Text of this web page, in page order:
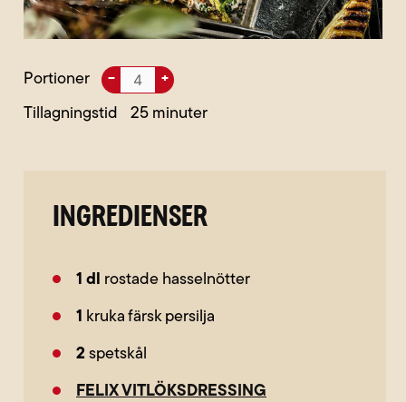
Portioner – +
Tillagningstid 25
INGREDIENSER
1 dl rostade hasselnötter
1 kruka färsk persilja
2 spetskål
FELIX VITLÖKSDRESSING